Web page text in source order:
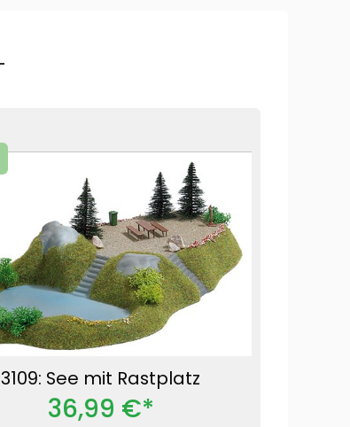
3109: See mit Rastplatz
36,99 €*